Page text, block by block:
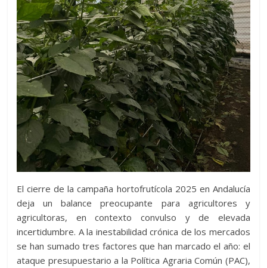
El cierre de la campaña hortofrutícola 2025 en Andalucía
deja un balance preocupante para agricultores y
agricultoras, en contexto convulso y de elevada
incertidumbre. A la inestabilidad crónica de los mercados
se han sumado tres factores que han marcado el año: el
ataque presupuestario a la Política Agraria Común (PAC),